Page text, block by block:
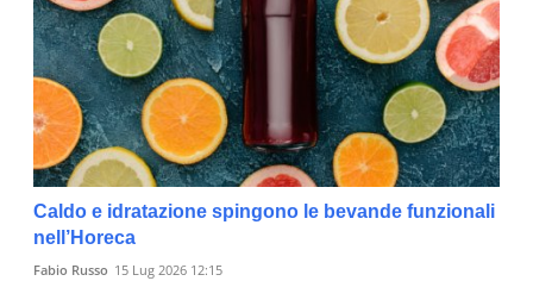
Caldo e idratazione spingono le bevande funzionali
nell’Horeca
Fabio Russo 15 Lug 2026 12:15